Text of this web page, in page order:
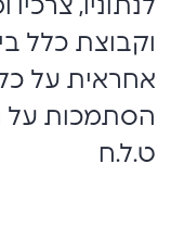
לנתוניו,
וקבוצת כלל
אחראית על כל
הסתמכות על
ט.ל.ח